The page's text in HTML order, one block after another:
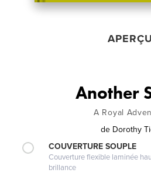
APERÇU
Another
A Royal
de Dorothy
COUVERTURE SOUPLE
Couverture flexible laminée
brillance